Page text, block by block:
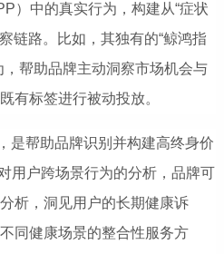
）中的真实行为，构建从“症状
链路。比如，其独有的“鲸鸿指
帮助品牌主动洞察市场机会与
有标签进行被动投放。
是帮助品牌识别并构建高终身价
用户跨场景行为的分析，品牌可
析，洞见用户的长期健康诉
同健康场景的整合性服务方